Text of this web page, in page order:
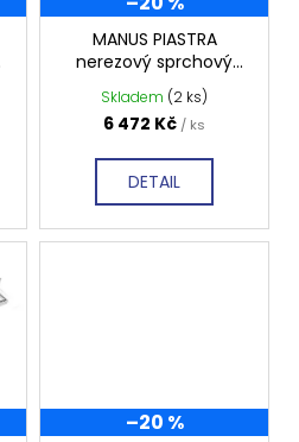
MANUS PIASTRA
nerezový sprchový
kanálek 1150x112x55
mm, GMP97
Skladem (2 ks)
6 472 Kč / ks
DETAIL
–20 %